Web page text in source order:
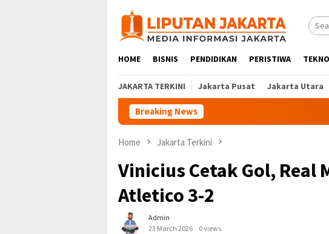
content
HOME BISNIS PENDIDIKAN PERISTIWA
JAKARTA TERKINI Jakarta Pusat Jakarta Utara
Breaking News
Home Jakarta Terkini
Vinicius Cetak Gol, Real
Atletico 3-2
Admin
23 March 2026
0 views